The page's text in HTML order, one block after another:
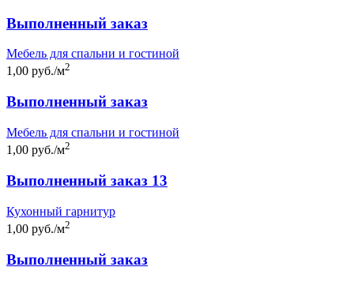
Выполненный заказ
Мебель для спальни и гостиной
1,00 руб./м2
Выполненный заказ
Мебель для спальни и гостиной
1,00 руб./м2
Выполненный заказ 13
Кухонный гарнитур
1,00 руб./м2
Выполненный заказ